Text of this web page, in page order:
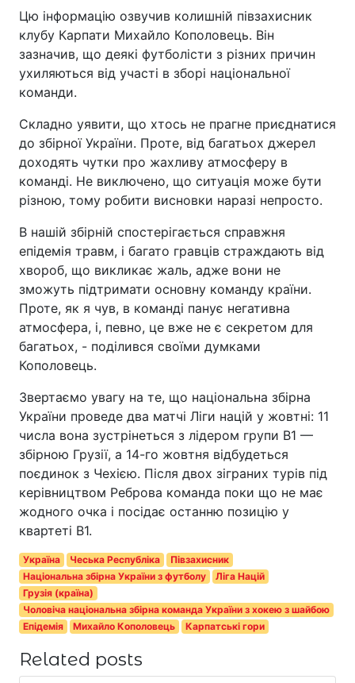
Цю інформацію озвучив колишній півзахисник
клубу Карпати Михайло Кополовець. Він
зазначив, що деякі футболісти з різних причин
ухиляються від участі в зборі національної
команди.
Складно уявити, що хтось не прагне приєднатися
до збірної України. Проте, від багатьох джерел
доходять чутки про жахливу атмосферу в
команді. Не виключено, що ситуація може бути
різною, тому робити висновки наразі непросто.
В нашій збірній спостерігається справжня
епідемія травм, і багато гравців страждають від
хвороб, що викликає жаль, адже вони не
зможуть підтримати основну команду країни.
Проте, як я чув, в команді панує негативна
атмосфера, і, певно, це вже не є секретом для
багатьох, - поділився своїми думками
Кополовець.
Звертаємо увагу на те, що національна збірна
України проведе два матчі Ліги націй у жовтні: 11
числа вона зустрінеться з лідером групи В1 —
збірною Грузії, а 14-го жовтня відбудеться
поєдинок з Чехією. Після двох зіграних турів під
керівництвом Реброва команда поки що не має
жодного очка і посідає останню позицію у
квартеті В1.
Україна Чеська Республіка
Півзахисник
Національна збірна України з футболу
Ліга Націй
Грузія (країна)
Чоловіча національна збірна команда України з хокею з шайбою
Епідемія
Михайло Кополовець Карпатські гори
Related posts